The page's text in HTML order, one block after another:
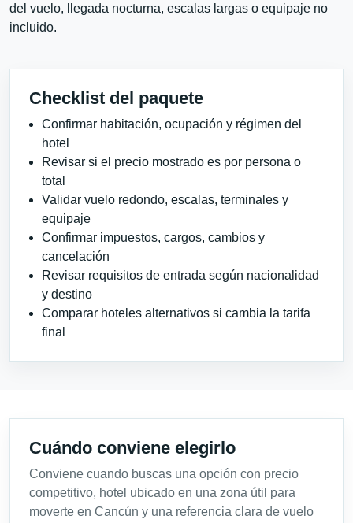
del vuelo, llegada nocturna, escalas largas o equipaje no
incluido.
Checklist del paquete
Confirmar habitación, ocupación y régimen del
hotel
Revisar si el precio mostrado es por persona o
total
Validar vuelo redondo, escalas, terminales y
equipaje
Confirmar impuestos, cargos, cambios y
cancelación
Revisar requisitos de entrada según nacionalidad
y destino
Comparar hoteles alternativos si cambia la tarifa
final
Cuándo conviene elegirlo
Conviene cuando buscas una opción con precio
competitivo, hotel ubicado en una zona útil para
moverte en Cancún y una referencia clara de vuelo